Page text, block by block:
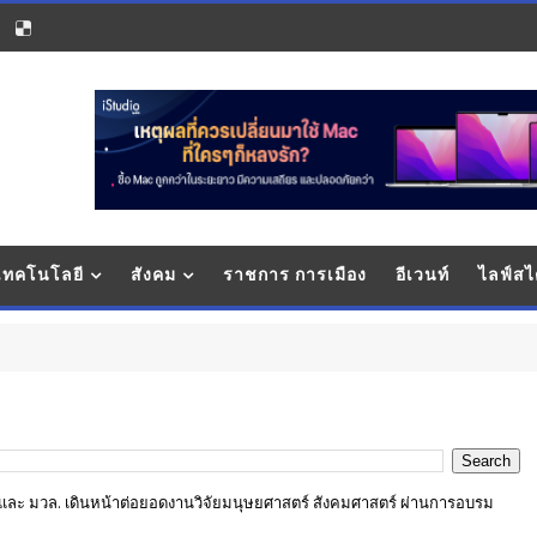
ทคโนโลยี สังคม ราชการ การเมือง อีเวนท์ ไลฟ์ส
ละ มวล. เดินหน้าต่อยอดงานวิจัยมนุษยศาสตร์ สังคมศาสตร์ ผ่านการอบรม